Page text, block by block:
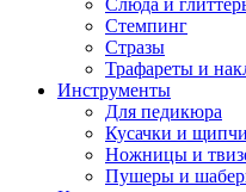
Слюда и
Стемпинг
Стразы
Трафареты и
Инструменты
Для педикюра
Кусачки и
Ножницы и
Пушеры и